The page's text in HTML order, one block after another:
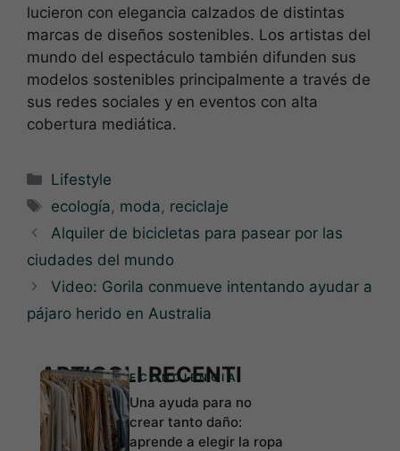
lucieron con elegancia calzados de distintas
marcas de diseños sostenibles. Los artistas del
mundo del espectáculo también difunden sus
modelos sostenibles principalmente a través de
sus redes sociales y en eventos con alta
cobertura mediática.
Categorías
Lifestyle
Etiquetas
ecología, moda, reciclaje
Alquiler de bicicletas para pasear por las
ciudades del mundo
Video: Gorila conmueve intentando ayudar a
pájaro herido en Australia
ARTICOLI RECENTI
ECONCIENCIA
Una ayuda para no
crear tanto daño:
aprende a elegir la ropa